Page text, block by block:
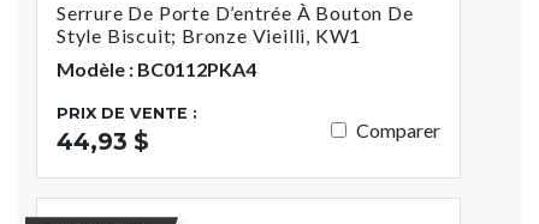
Serrure De Porte D’entrée À Bouton De
Style Biscuit; Bronze Vieilli, KW1
Modèle : BC0112PKA4
PRIX DE VENTE :
44,93 $ Comparer